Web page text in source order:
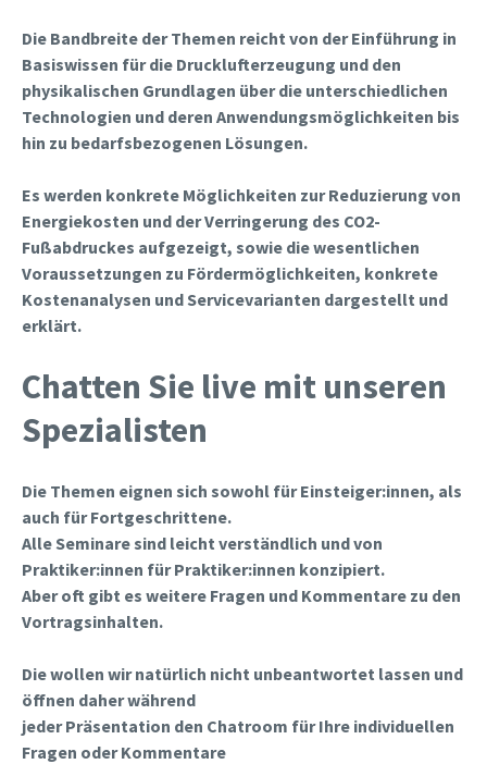
Die Bandbreite der Themen reicht von der Einführung in
Basiswissen für die Drucklufterzeugung und den
physikalischen Grundlagen über die unterschiedlichen
Technologien und deren Anwendungsmöglichkeiten bis
hin zu bedarfsbezogenen Lösungen.
Es werden konkrete Möglichkeiten zur Reduzierung von
Energiekosten und der Verringerung des CO2-
Fußabdruckes aufgezeigt, sowie die wesentlichen
Voraussetzungen zu Fördermöglichkeiten, konkrete
Kostenanalysen und Servicevarianten dargestellt und
erklärt.
Chatten Sie live mit unseren
Spezialisten
Die Themen eignen sich sowohl für Einsteiger:innen, als
auch für Fortgeschrittene.
Alle Seminare sind leicht verständlich und von
Praktiker:innen für Praktiker:innen konzipiert.
Aber oft gibt es weitere Fragen und Kommentare zu den
Vortragsinhalten.
Die wollen wir natürlich nicht unbeantwortet lassen und
öffnen daher während
jeder Präsentation den Chatroom für Ihre individuellen
Fragen oder Kommentare